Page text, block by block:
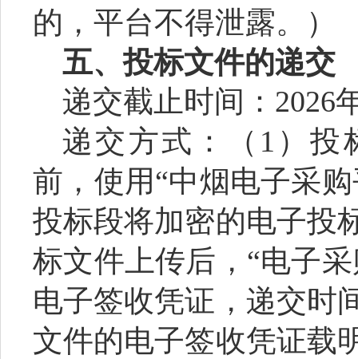
的，平台不得泄露。
）
五、投标文件的递交
递交截止时间： 2026
递交方式 ：（ 1）投
前，使用“中烟电子采
投标段将加密的电子投
标文件上传后，“电子
电子签收凭证，递交时
文件的电子签收凭证载